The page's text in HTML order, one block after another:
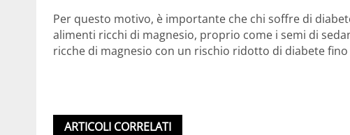
Per questo motivo, è importante che chi soffre di
alimenti ricchi di magnesio, proprio come i semi di
ricche di magnesio con un rischio ridotto di diabete fino
ARTICOLI CORRELATI